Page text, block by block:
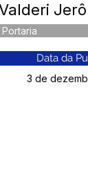
Portaria
Data da
3 de